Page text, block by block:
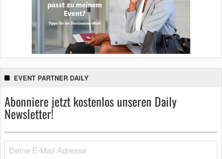
EVENT PARTNER DAILY
Abonniere jetzt kostenlos unseren Daily
Newsletter!